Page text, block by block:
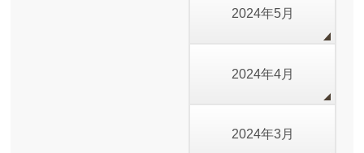
2024年5月
2024年4月
2024年3月